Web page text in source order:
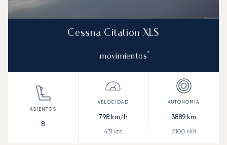
Cessna Citation XLS
movimientos*
8
798 km/h
431 kts
3889 km
2100 NM